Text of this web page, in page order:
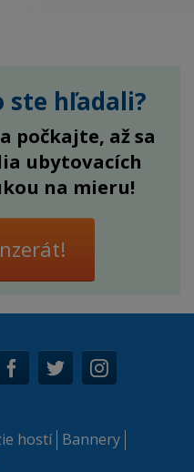
ste hľadali?
počkajte, až sa
ubytovacích
na mieru!
hostí Bannery